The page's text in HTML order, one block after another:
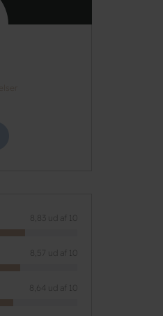
8,83 ud af 10
8,57 ud af 10
8,64 ud af 10